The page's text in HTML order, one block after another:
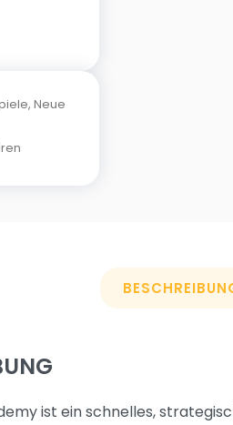
, Neue
ist ein schnelles,